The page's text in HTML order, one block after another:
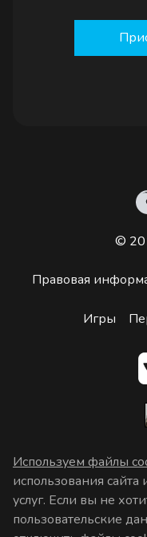
©
Правовая
Игры
Используем файлы
использования
услуг. Если вы не
пользовательские